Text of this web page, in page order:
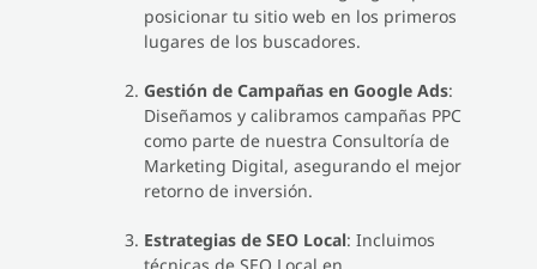
posicionar tu sitio web en los primeros
lugares de los buscadores.
Gestión de Campañas en Google Ads:
Diseñamos y calibramos campañas PPC
como parte de nuestra Consultoría de
Marketing Digital, asegurando el mejor
retorno de inversión.
Estrategias de SEO Local: Incluimos